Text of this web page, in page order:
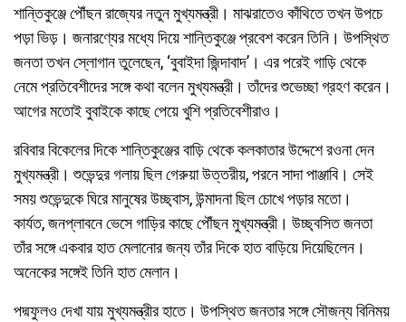
শান্তিকুঞ্জে পৌঁছন রাজ্যের নতুন মুখ্যমন্ত্রী। মাঝরাতেও কাঁথিতে তখন উপচে
পড়া ভিড়। জনারণ্যের মধ্যে দিয়ে শান্তিকুঞ্জে প্রবেশ করেন তিনি। উপস্থিত
জনতা তখন স্লোগান তুলেছেন, ‘বুবাইদা জিন্দাবাদ’। এর পরেই গাড়ি থেকে
নেমে প্রতিবেশীদের সঙ্গে কথা বলেন মুখ্যমন্ত্রী। তাঁদের শুভেচ্ছা গ্রহণ করেন।
আগের মতোই বুবাইকে কাছে পেয়ে খুশি প্রতিবেশীরাও।
রবিবার বিকেলের দিকে শান্তিকুঞ্জের বাড়ি থেকে কলকাতার উদ্দেশে রওনা দেন
মুখ্যমন্ত্রী। শুভেন্দুর গলায় ছিল গেরুয়া উত্তরীয়, পরনে সাদা পাঞ্জাবি। সেই
সময় শুভেন্দুকে ঘিরে মানুষের উচ্ছ্বাস, উন্মাদনা ছিল চোখে পড়ার মতো।
কার্যত, জনপ্লাবনে ভেসে গাড়ির কাছে পৌঁছন মুখ্যমন্ত্রী। উচ্ছ্বসিত জনতা
তাঁর সঙ্গে একবার হাত মেলানোর জন্য তাঁর দিকে হাত বাড়িয়ে দিয়েছিলেন।
অনেকের সঙ্গেই তিনি হাত মেলান।
পদ্মফুলও দেখা যায় মুখ্যমন্ত্রীর হাতে। উপস্থিত জনতার সঙ্গে সৌজন্য বিনিময়